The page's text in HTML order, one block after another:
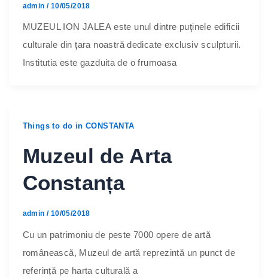
admin / 10/05/2018
MUZEUL ION JALEA este unul dintre puţinele edificii
culturale din ţara noastră dedicate exclusiv sculpturii.
Institutia este gazduita de o frumoasa
Things to do in CONSTANTA
Muzeul de Arta
Constanța
admin / 10/05/2018
Cu un patrimoniu de peste 7000 opere de artă
românească, Muzeul de artă reprezintă un punct de
referință pe harta culturală a